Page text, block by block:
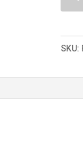
"EK
SKU: